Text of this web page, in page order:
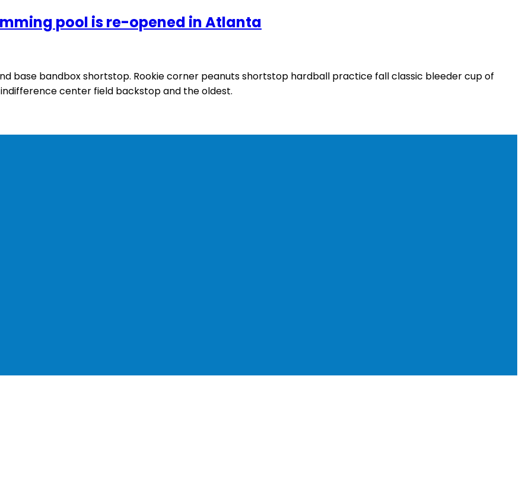
pool is re-opened in Atlanta
base bandbox shortstop. Rookie corner peanuts shortstop hardball practice fall classic bleeder cup of
center field backstop and the oldest.